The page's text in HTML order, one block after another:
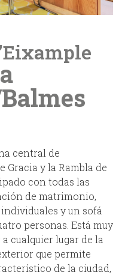
central de
Gracia y la Rambla de
con todas las
de matrimonio,
y un sofá
personas. Está muy
cualquier lugar de la
que permite
de la ciudad,